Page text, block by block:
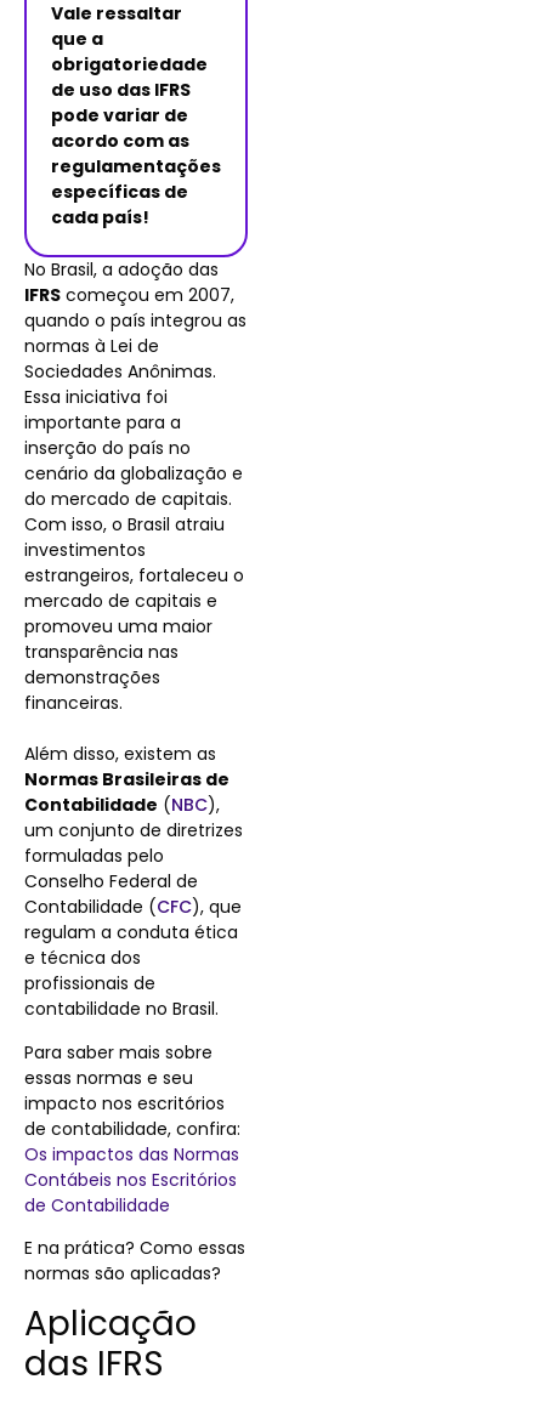
Vale ressaltar
que a
obrigatoriedade
de uso das IFRS
pode variar de
acordo com as
regulamentações
específicas de
cada país!
No Brasil, a adoção das
IFRS começou em 2007,
quando o país integrou as
normas à Lei de
Sociedades Anônimas.
Essa iniciativa foi
importante para a
inserção do país no
cenário da globalização e
do mercado de capitais.
Com isso, o Brasil atraiu
investimentos
estrangeiros, fortaleceu o
mercado de capitais e
promoveu uma maior
transparência nas
demonstrações
financeiras.
Além disso, existem as
Normas Brasileiras de
Contabilidade (NBC),
um conjunto de diretrizes
formuladas pelo
Conselho Federal de
Contabilidade (CFC), que
regulam a conduta ética
e técnica dos
profissionais de
contabilidade no Brasil.
Para saber mais sobre
essas normas e seu
impacto nos escritórios
de contabilidade, confira:
Os impactos das Normas
Contábeis nos Escritórios
de Contabilidade
E na prática? Como essas
normas são aplicadas?
Aplicação
das IFRS